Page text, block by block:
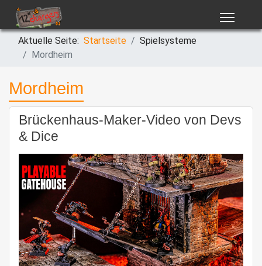
Aktuelle Seite: Startseite
Spielsysteme
Mordheim
Mordheim
Brückenhaus-Maker-Video von Devs
& Dice